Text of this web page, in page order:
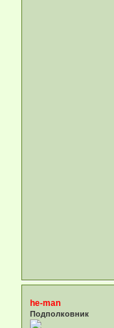
he-man
Подполковник